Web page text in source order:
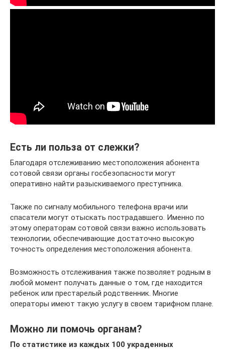
Есть ли польза от слежки?
Благодаря отслеживанию местоположения абонента
сотовой связи органы госбезопасности могут
оперативно найти разыскиваемого преступника.
Также по сигналу мобильного телефона врачи или
спасатели могут отыскать пострадавшего. Именно по
этому операторам сотовой связи важно использовать
технологии, обеспечивающие достаточно высокую
точность определения местоположения абонента.
Возможность отслеживания также позволяет родным в
любой момент получать данные о том, где находится
ребенок или престарелый родственник. Многие
операторы имеют такую услугу в своем тарифном плане.
Можно ли помочь органам?
По статистике из каждых 100 украденных